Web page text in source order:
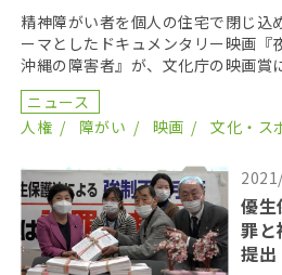
精神障がい者を個人の住宅で閉じ込
ーマとしたドキュメンタリー映画
沖縄の障害者』が、文化庁の映画賞
が中止されている問題で、 監督ら
ニュース
人権
障がい 映画 文化・ス
優生
罪と
提出